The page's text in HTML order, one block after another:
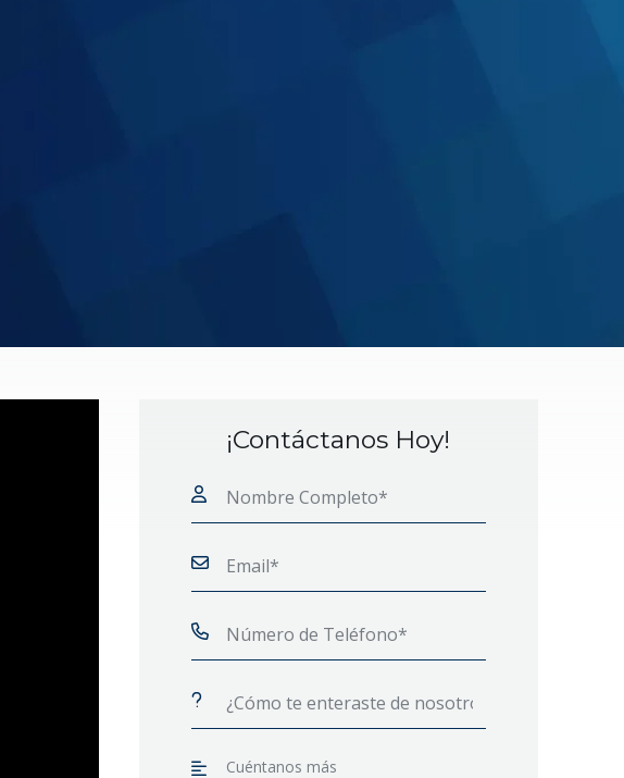
¡Contáctanos Hoy!